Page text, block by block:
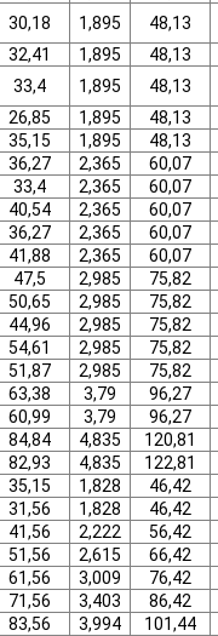
30,18 1,895 48,13
32,41 1,895 48,13
33,4 1,895 48,13
26,85 1,895 48,13
35,15 1,895 48,13
36,27 2,365 60,07
33,4 2,365 60,07
40,54 2,365 60,07
36,27 2,365 60,07
41,88 2,365 60,07
47,5 2,985 75,82
50,65 2,985 75,82
44,96 2,985 75,82
54,61 2,985 75,82
51,87 2,985 75,82
63,38 3,79 96,27
60,99 3,79 96,27
84,84 4,835 120,81
82,93 4,835 122,81
35,15 1,828 46,42
31,56 1,828 46,42
41,56 2,222 56,42
51,56 2,615 66,42
61,56 3,009 76,42
71,56 3,403 86,42
83,56 3,994 101,44